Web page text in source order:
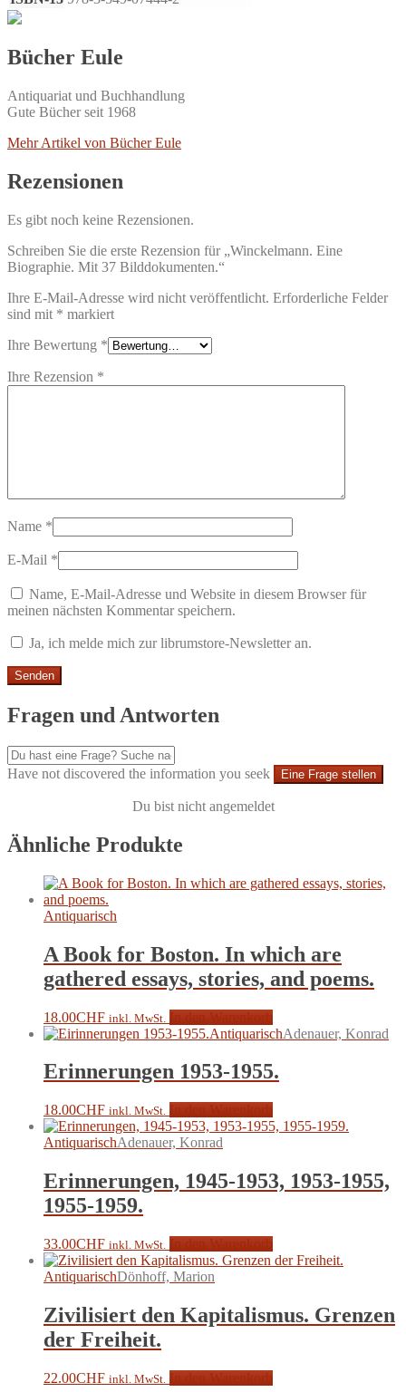
Bücher Eule
Antiquariat und Buchhandlung
Gute Bücher seit 1968
Mehr Artikel von Bücher Eule
Rezensionen
Es gibt noch keine Rezensionen.
Schreiben Sie die erste Rezension für „Winckelmann. Eine
Biographie. Mit 37 Bilddokumenten.“
Ihre E-Mail-Adresse wird nicht veröffentlicht. Erforderliche Felder
sind mit * markiert
Ihre Bewertung *
Ihre Rezension *
Name *
E-Mail *
Name, E-Mail-Adresse und Website in diesem Browser für
meinen nächsten Kommentar speichern.
Ja, ich melde mich zur librumstore-Newsletter an.
Fragen und Antworten
Have not discovered the information you seek Eine Frage stellen
Du bist nicht angemeldet
Ähnliche Produkte
Antiquarisch
A Book for Boston. In which are
gathered essays, stories, and poems.
18.00CHF inkl. MwSt.
AntiquarischAdenauer, Konrad
Erinnerungen 1953-1955.
18.00CHF inkl. MwSt.
AntiquarischAdenauer, Konrad
Erinnerungen, 1945-1953, 1953-1955,
1955-1959.
33.00CHF inkl. MwSt.
AntiquarischDönhoff, Marion
Zivilisiert den Kapitalismus. Grenzen
der Freiheit.
22.00CHF inkl. MwSt.